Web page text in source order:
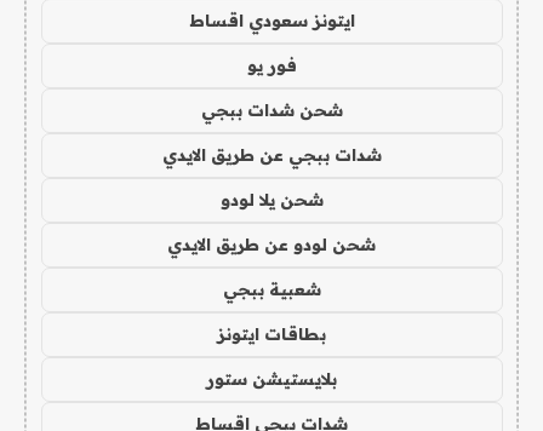
ايتونز سعودي اقساط
فور يو
شحن شدات ببجي
شدات ببجي عن طريق الايدي
شحن يلا لودو
شحن لودو عن طريق الايدي
شعبية ببجي
بطاقات ايتونز
بلايستيشن ستور
شدات ببجي اقساط